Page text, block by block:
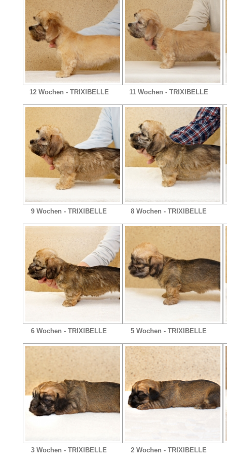
12 Wochen - TRIXIBELLE 11 Wochen - TRIXIBELLE
9 Wochen - TRIXIBELLE 8 Wochen - TRIXIBELLE
6 Wochen - TRIXIBELLE 5 Wochen - TRIXIBELLE
3 Wochen - TRIXIBELLE 2 Wochen - TRIXIBELLE